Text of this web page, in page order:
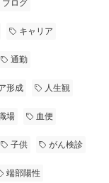
ブログ
キャリア
通勤
形成 人生観
場 血便
子供 がん検診
端部陽性